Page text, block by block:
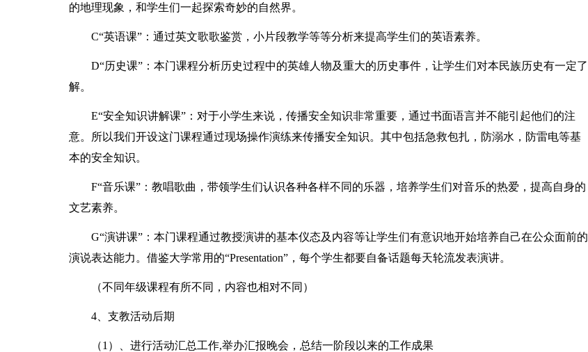
的地理现象，和学生们一起探索奇妙的自然界。
C“英语课”：通过英文歌歌鉴赏，小片段教学等等分析来提高学生们的英语素养。
D“历史课”：本门课程分析历史过程中的英雄人物及重大的历史事件，让学生们对本民族历史有一定了
解。
E“安全知识讲解课”：对于小学生来说，传播安全知识非常重要，通过书面语言并不能引起他们的注
意。所以我们开设这门课程通过现场操作演练来传播安全知识。其中包括急救包扎，防溺水，防雷电等基
本的安全知识。
F“音乐课”：教唱歌曲，带领学生们认识各种各样不同的乐器，培养学生们对音乐的热爱，提高自身的
文艺素养。
G“演讲课”：本门课程通过教授演讲的基本仪态及内容等让学生们有意识地开始培养自己在公众面前的
演说表达能力。借鉴大学常用的“Presentation”，每个学生都要自备话题每天轮流发表演讲。
（不同年级课程有所不同，内容也相对不同）
4、支教活动后期
（1）、进行活动汇总工作,举办汇报晚会，总结一阶段以来的工作成果